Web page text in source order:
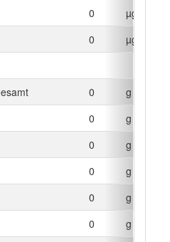
0
µg
0
µg
0
g
0
g
0
g
0
g
0
g
0
g